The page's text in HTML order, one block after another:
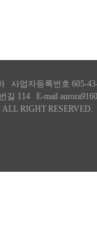
업자등록번호 605-
길 114 E-mail
RIGHT RESERVED.